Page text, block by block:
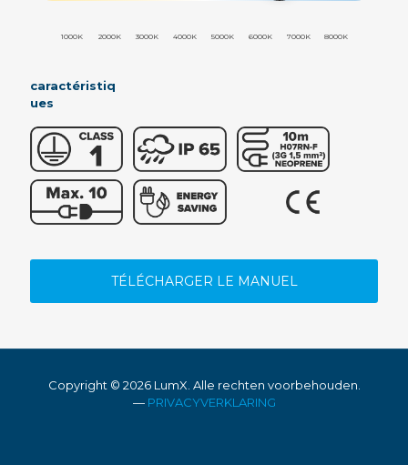
1000K 2000K 3000K 4000K 5000K 6000K 7000K 8000K
caractéristiq
ues
TÉLÉCHARGER LE MANUEL
Copyright © 2026 LumX. Alle rechten voorbehouden.
— PRIVACYVERKLARING